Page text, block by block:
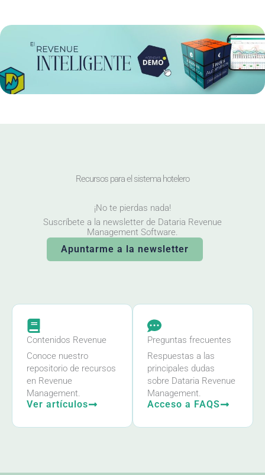
Recursos para el sistema hotelero
¡No te pierdas nada!
Suscríbete a la newsletter de Dataria Revenue
Management Software.
Apuntarme a la newsletter
Contenidos Revenue
Conoce nuestro
repositorio de recursos
en Revenue
Management.
Ver artículos
Preguntas frecuentes
Respuestas a las
principales dudas
sobre Dataria Revenue
Management.
Acceso a FAQS